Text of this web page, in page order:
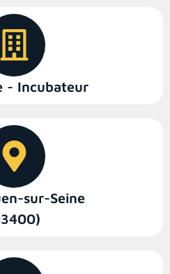
- Incubateur
sur-Seine